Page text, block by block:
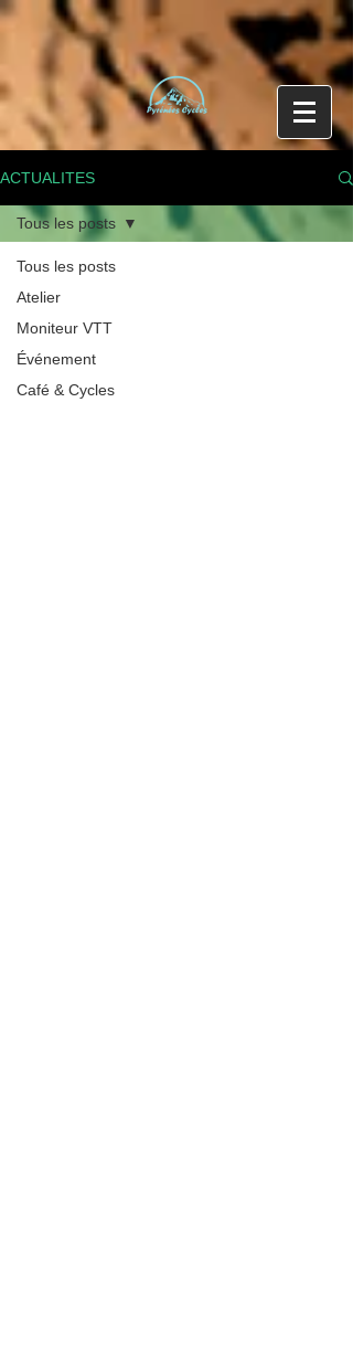
ACTUALITES
Tous les posts
Atelier
Moniteur VTT
Événement
Café & Cycles
Tous les posts